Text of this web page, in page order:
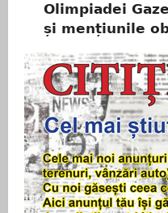
Olimpiadei
și mențiunile